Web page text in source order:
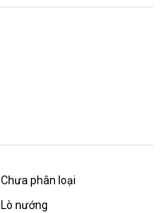
Chưa phân loại
Lò nướng